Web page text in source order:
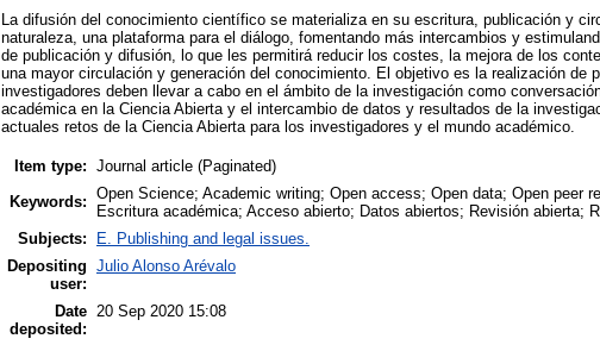
La difusión del conocimiento científico se materializa en su escritura, publicación y
naturaleza, una plataforma para el diálogo, fomentando más intercambios y
de publicación y difusión, lo que les permitirá reducir los costes, la mejora de los
una mayor circulación y generación del conocimiento. El objetivo es la realización de
investigadores deben llevar a cabo en el ámbito de la investigación como
académica en la Ciencia Abierta y el intercambio de datos y resultados de la
actuales retos de la Ciencia Abierta para los investigadores y el mundo académico.
Item type: Journal article (Paginated)
Keywords: Open Science; Academic writing; Open access; Open data; Open peer
Escritura académica; Acceso abierto; Datos abiertos; Revisión abierta;
Subjects:
E. Publishing and legal issues.
Depositing
user:
Julio Alonso Arévalo
Date
deposited:
20 Sep 2020 15:08